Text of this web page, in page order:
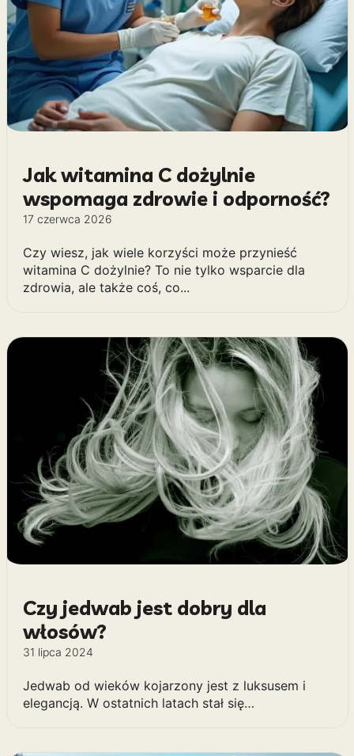
Jak witamina C dożylnie
wspomaga zdrowie i odporność?
17 czerwca 2026
Czy wiesz, jak wiele korzyści może przynieść
witamina C dożylnie? To nie tylko wsparcie dla
zdrowia, ale także coś, co...
Czy jedwab jest dobry dla
włosów?
31 lipca 2024
Jedwab od wieków kojarzony jest z luksusem i
elegancją. W ostatnich latach stał się…